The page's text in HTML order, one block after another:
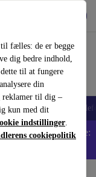
fælles: de er begge
dig bedre indhold,
til at fungere
din
reklamer til dig –
kun med dit
indstillinger.
cookiepolitik
Tilbehør
computere - Kode: